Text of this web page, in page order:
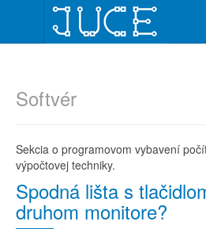
Softvér
Sekcia o programovom vybavení
výpočtovej techniky.
Spodná lišta s
druhom monitore?